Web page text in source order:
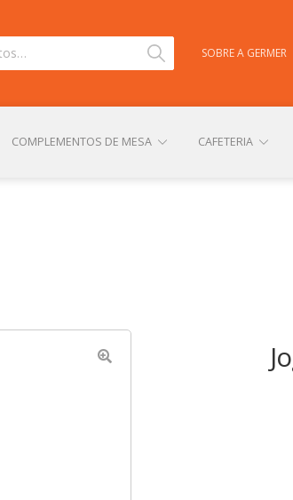
Pesquisar SOBRE A GERMER
COMPLEMENTOS DE MESA CAFETERIA